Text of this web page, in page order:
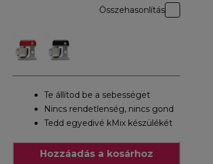
Összehasonlítás
Te állítod be a sebességet
Nincs rendetlenség, nincs gond
Tedd egyedivé kMix készülékét
Hozzáadás a kosárhoz